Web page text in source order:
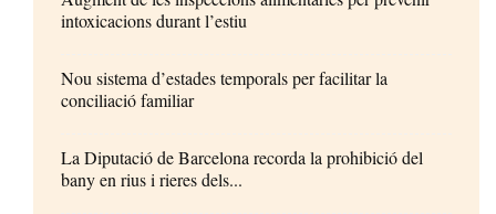
intoxicacions durant l’estiu
Nou sistema d’estades temporals per facilitar la
conciliació familiar
La Diputació de Barcelona recorda la prohibició del
bany en rius i rieres dels...